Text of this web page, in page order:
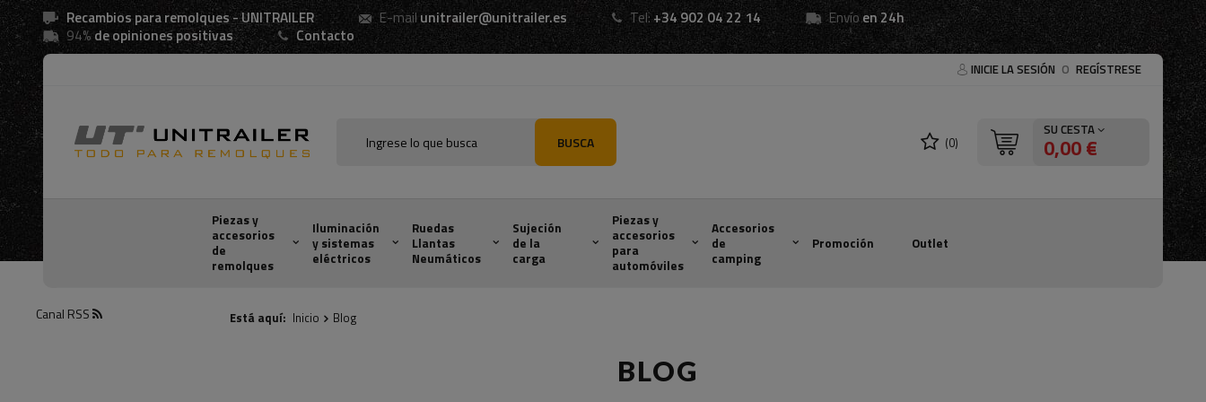
Recambios para remolques - UNITRAILER E-mailunitrailer@unitrailer.es Tel:+34 902 04 22 14 Envíoen 24h
94% de opiniones positivas Contacto
INICIE LA SESIÓN O REGÍSTRESE
BUSCA (0)
SU CESTA
0,00 €
Piezas y
accesorios
de
remolques
Iluminación
y sistemas
eléctricos
Ruedas
Llantas
Neumáticos
Sujeción
de la
carga
Piezas y
accesorios
para
automóviles
Accesorios
de
camping
Promoción Outlet
Canal RSS Está aquí: Inicio Blog
BLOG